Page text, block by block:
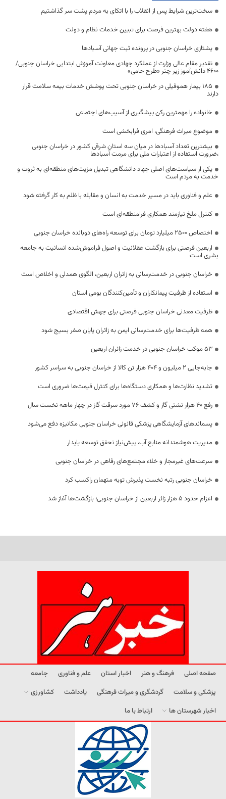
سخت‌ترین شرایط پس از انقلاب را با اتکای به مردم پشت سر گذاشتیم
هفته دولت بهترین فرصت برای تبیین خدمات نظام و دولت
یشتازی خراسان جنوبی در پرونده ثبت جهانی آسبادها
تقدیر مقام عالی وزارت از عملکرد جهادی معاونت آموزش ابتدایی خراسان جنوبی/
۴۶۰۰ دانش‌آموز زیر چتر «طرح حامی»
۱۸۵ بیمار هموفیلی در خراسان جنوبی تحت پوشش خدمات بیمه سلامت قرار
دارند
خانواده را مهمترین رکن پیشگیری از آسیب‌های اجتماعی
موضوع میراث فرهنگی، امری فرابخشی است
بیشترین تعداد آسبادها در میان سه استان شرقی کشور در خراسان جنوبی
،ضرورت استفاده از اعتبارات ملی برای مرمت آسبادها
یکی از سیاست‌های اصلی جهاد دانشگاهی تبدیل مزیت‌های منطقه‌ای به ثروت و
خدمت به مردم است
علم و فناوری باید در مسیر خدمت به انسان و مقابله با ظلم به کار گرفته شود
کنترل ملخ نیازمند همکاری فرامنطقه‌ای است
اختصاص 2500 میلیارد تومان برای توسعه راه‌های دوبانده خراسان جنوبی
اربعین فرصتی برای بازگشت عقلانیت و اصول فراموش‌شده انسانیت به جامعه
بشری است
خراسان جنوبی در خدمت‌رسانی به زائران اربعین، الگوی همدلی و اخلاص است
استفاده از ظرفیت پیمانکاران و تأمین‌کنندگان بومی استان
ظرفیت معدنی خراسان جنوبی فرصتی برای جهش اقتصادی
همه ظرفیت‌ها برای خدمت‌رسانی ایمن به زائران پایان صفر بسیج شود
53 موکب خراسان جنوبی در خدمت زائران اربعین
جابه‌جایی 2 میلیون و 404 هزار تن کالا از خراسان جنوبی به سراسر کشور
تشدید نظارت‌ها و همکاری دستگاه‌ها برای کنترل قیمت‌ها ضروری است
رفع 40 هزار نشتی گاز و کشف 76 مورد سرقت گاز در چهار ماهه نخست سال
پسماندهای آزمایشگاهی پزشکی قانونی خراسان جنوبی مکانیزه دفع می‌شود
مدیریت هوشمندانه منابع آب، پیش‌نیاز تحقق توسعه پایدار
سرعت‌های غیرمجاز و خلاء مجتمع‌های رفاهی در خراسان جنوبی
خراسان جنوبی رتبه نخست پذیرش توبه متهمان راکسب کرد
اعزام حدود 5 هزار زائر اربعین از خراسان جنوبی؛ بازگشت‌ها آغاز شد
صفحه اصلی فرهنگ و هنر اخبار استان علم و فناوری
جامعه
پزشکی و سلامت
گردشگری و میراث فرهنگی یادداشت
کشاورزی
اخبار شهرستان ها
ارتباط با ما